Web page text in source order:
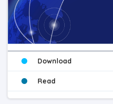
Download
Read